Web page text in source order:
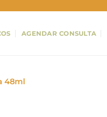
AGENDAR CONSULTA